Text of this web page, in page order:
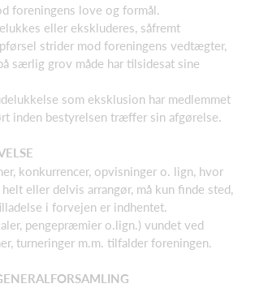
foreningens love og formål.
eller ekskluderes, såfremt
strider mod foreningens vedtægter,
særlig grov måde har tilsidesat sine
som eksklusion har medlemmet
inden bestyrelsen træffer sin afgørelse.
konkurrencer, opvisninger o. lign, hvor
eller delvis arrangør, må kun finde sted,
i forvejen er indhentet.
pengepræmier o.lign.) vundet ved
turneringer m.m. tilfalder foreningen.